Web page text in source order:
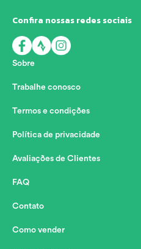
Confira nossas redes sociais
Sobre
Trabalhe conosco
Termos e condições
Política de privacidade
Avaliações de Clientes
FAQ
Contato
Como vender